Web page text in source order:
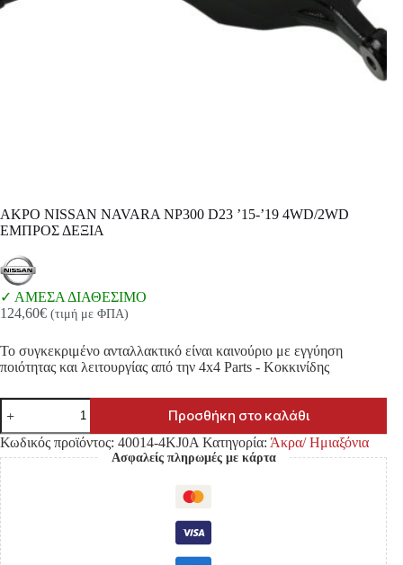
ΑΚΡΟ NISSAN NAVARA NP300 D23 ’15-’19 4WD/2WD
ΕΜΠΡΟΣ ΔΕΞΙΑ
ΑΜΕΣΑ ΔΙΑΘΕΣΙΜΟ
124,60€ (τιμή με ΦΠΑ)
Το συγκεκριμένο ανταλλακτικό είναι καινούριο με εγγύηση
ποιότητας και λειτουργίας από την 4x4 Parts - Κοκκινίδης
ΑΚΡΟ
NISSAN
NAVARA
NP300
D23
'15-
'19
4WD/2WD
ΕΜΠΡΟΣ
ΔΕΞΙΑ
ποσότητα
Προσθήκη στο καλάθι
Κωδικός προϊόντος: 40014-4KJ0A Κατηγορία: Άκρα/ Ημιαξόνια
Ασφαλείς πληρωμές με κάρτα